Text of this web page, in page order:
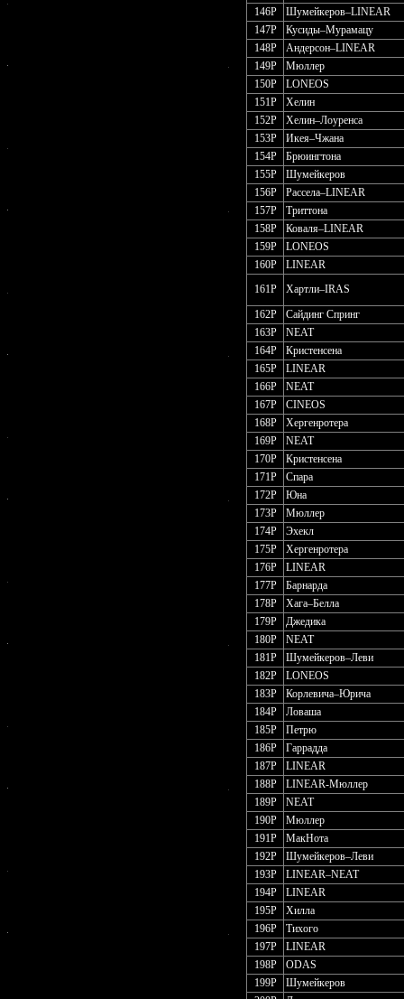
146P
Шумейкеров–LINEAR
147P
Кусиды–Мурамацу
148P
Андерсон–LINEAR
149P
Мюллер
150P
LONEOS
151P
Хелин
152P
Хелин–Лоуренса
153P
Икея–Чжана
154P
Брюингтона
155P
Шумейкеров
156P
Рассела–LINEAR
157P
Триттона
158P
Коваля–LINEAR
159P
LONEOS
160P
LINEAR
161P
Хартли–IRAS
162P
Сайдинг Спринг
163P
NEAT
164P
Кристенсена
165P
LINEAR
166P
NEAT
167P
CINEOS
168P
Хергенротера
169P
NEAT
170P
Кристенсена
171P
Спара
172P
Юна
173P
Мюллер
174P
Эхекл
175P
Хергенротера
176P
LINEAR
177P
Барнарда
178P
Хага–Белла
179P
Джедика
180P
NEAT
181P
Шумейкеров–Леви
182P
LONEOS
183P
Корлевича–Юрича
184P
Ловаша
185P
Петрю
186P
Гаррадда
187P
LINEAR
188P
LINEAR-Мюллер
189P
NEAT
190P
Мюллер
191P
МакНота
192P
Шумейкеров–Леви
193P
LINEAR–NEAT
194P
LINEAR
195P
Хилла
196P
Тихого
197P
LINEAR
198P
ODAS
199P
Шумейкеров